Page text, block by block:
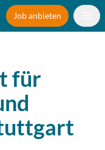
Job anbieten
für